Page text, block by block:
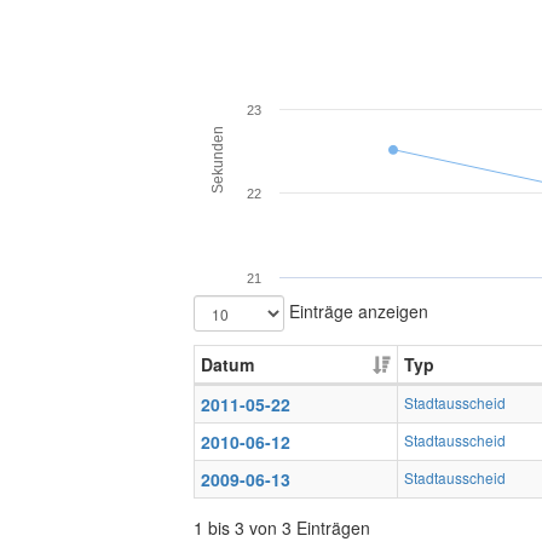
Sekunden
21
22
23
Einträge anzeigen
Datum
Typ
2011-05-22
Stadtausscheid
2010-06-12 Stadtausscheid
2009-06-13 Stadtausscheid
1 bis 3 von 3 Einträgen